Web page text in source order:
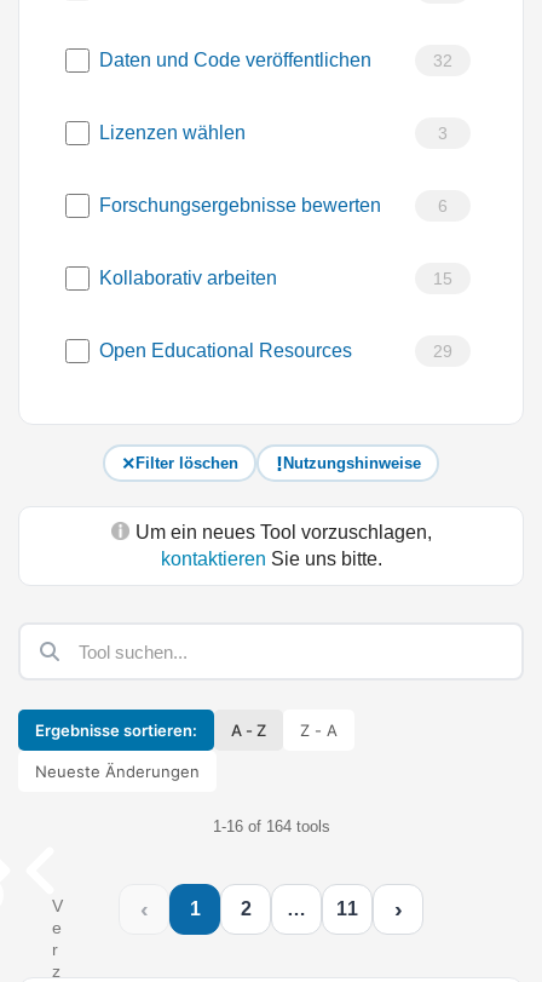
Daten und Code veröffentlichen 32
Lizenzen wählen 3
Forschungsergebnisse bewerten 6
Kollaborativ arbeiten 15
Open Educational Resources 29
Filter löschen Nutzungshinweise
Um ein neues Tool vorzuschlagen,
kontaktieren Sie uns bitte.
Ergebnisse sortieren: A - Z Z - A
Neueste Änderungen
1-16 of 164 tools
V
e
r
z
‹ 1 2 … 11 ›